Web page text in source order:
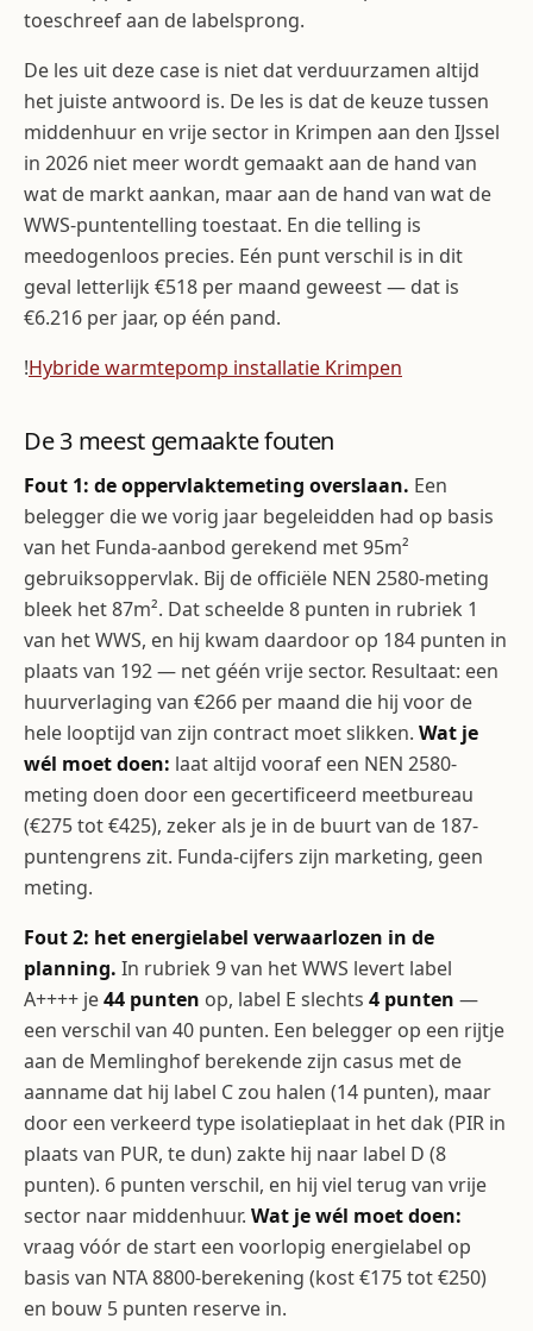
toeschreef aan de labelsprong.
De les uit deze case is niet dat verduurzamen altijd
het juiste antwoord is. De les is dat de keuze tussen
middenhuur en vrije sector in Krimpen aan den IJssel
in 2026 niet meer wordt gemaakt aan de hand van
wat de markt aankan, maar aan de hand van wat de
WWS-puntentelling toestaat. En die telling is
meedogenloos precies. Eén punt verschil is in dit
geval letterlijk €518 per maand geweest — dat is
€6.216 per jaar, op één pand.
!Hybride warmtepomp installatie Krimpen
De 3 meest gemaakte fouten
Fout 1: de oppervlaktemeting overslaan. Een
belegger die we vorig jaar begeleidden had op basis
van het Funda-aanbod gerekend met 95m²
gebruiksoppervlak. Bij de officiële NEN 2580-meting
bleek het 87m². Dat scheelde 8 punten in rubriek 1
van het WWS, en hij kwam daardoor op 184 punten in
plaats van 192 — net géén vrije sector. Resultaat: een
huurverlaging van €266 per maand die hij voor de
hele looptijd van zijn contract moet slikken. Wat je
wél moet doen: laat altijd vooraf een NEN 2580-
meting doen door een gecertificeerd meetbureau
(€275 tot €425), zeker als je in de buurt van de 187-
puntengrens zit. Funda-cijfers zijn marketing, geen
meting.
Fout 2: het energielabel verwaarlozen in de
planning. In rubriek 9 van het WWS levert label
A++++ je44 punten op, label E slechts 4 punten —
een verschil van 40 punten. Een belegger op een rijtje
aan de Memlinghof berekende zijn casus met de
aanname dat hij label C zou halen (14 punten), maar
door een verkeerd type isolatieplaat in het dak (PIR in
plaats van PUR, te dun) zakte hij naar label D (8
punten). 6 punten verschil, en hij viel terug van vrije
sector naar middenhuur. Wat je wél moet doen:
vraag vóór de start een voorlopig energielabel op
basis van NTA 8800-berekening (kost €175 tot €250)
en bouw 5 punten reserve in.